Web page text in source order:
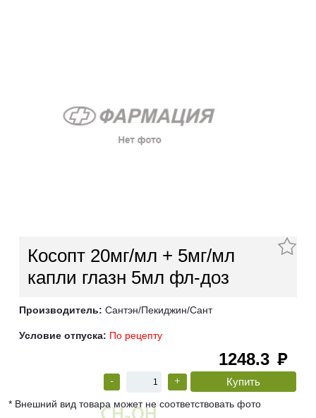
Косопт 20мг/мл + 5мг/мл
капли глазн 5мл фл-доз
Производитель: Сантэн/Пекиджин/Сант
Условие отпуска: По рецепту
1248.3 руб
- +
* Внешний вид товара может не соответствовать фото